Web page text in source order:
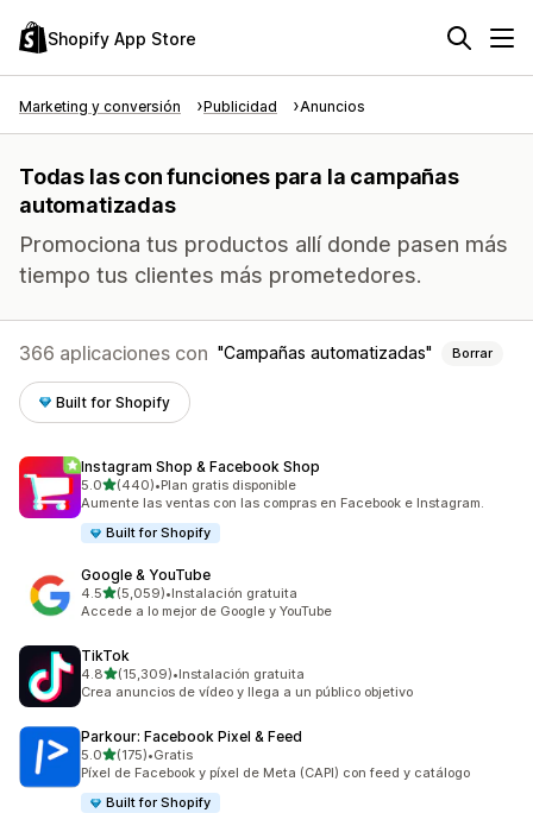
Shopify App Store
Marketing y conversión Publicidad Anuncios
Todas las con funciones para la campañas
automatizadas
Promociona tus productos allí donde pasen más
tiempo tus clientes más prometedores.
366 aplicaciones con Campañas automatizadas Borrar
Built for Shopify
Instagram Shop & Facebook Shop
5.0de 5 estrellas
(440)
440 reseñas en total
•Plan gratis disponible
Aumente las ventas con las compras en Facebook e Instagram.
Built for Shopify
Google & YouTube
4.5de 5 estrellas
(5,059)
5059 reseñas en total
•Instalación gratuita
Accede a lo mejor de Google y YouTube
TikTok
4.8de 5 estrellas
(15,309)
15309 reseñas en total
•Instalación gratuita
Crea anuncios de vídeo y llega a un público objetivo
Parkour: Facebook Pixel & Feed
5.0de 5 estrellas
(175)
175 reseñas en total
•Gratis
Píxel de Facebook y píxel de Meta (CAPI) con feed y catálogo
Built for Shopify